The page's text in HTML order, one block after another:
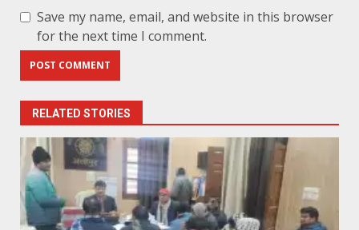
Save my name, email, and website in this browser
for the next time I comment.
RELATED STORIES